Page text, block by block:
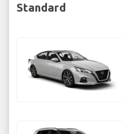
Standard